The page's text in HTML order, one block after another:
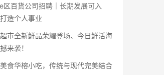
区百货公司招聘｜长期发展可入
造个人事业
市全新鲜品荣耀登场、今日鲜活海
来袭！
食华榕小吃，传统与现代完美结合